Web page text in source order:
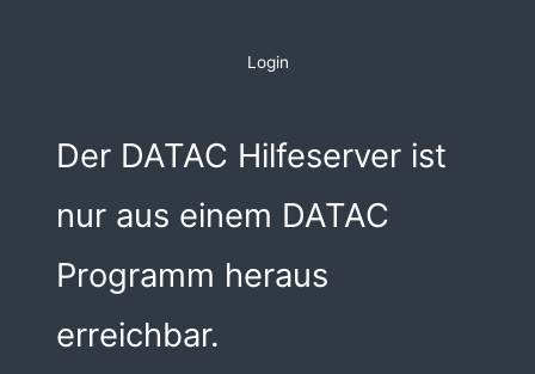
Login
Der DATAC Hilfeserver ist
nur aus einem DATAC
Programm heraus
erreichbar.